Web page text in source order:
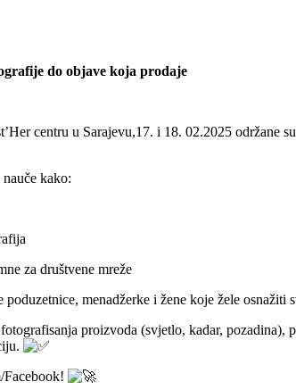
do objave koja prodaje
centru u Sarajevu,17. i 18. 02.2025 održane
kako:
za društvene mreže
menadžerke i žene koje žele
proizvoda (svjetlo, kadar,
Facebook!